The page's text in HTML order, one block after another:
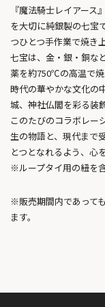
『魔法騎士レイアー
を大切に純銀製の七宝
つひとつ手作業で焼き
七宝は、金・銀・銅な
薬を約750℃の高温で
時代の華やかな文化の
城、神社仏閣を彩る装
このたびのコラボレー
生の物語と、現代まで
とつとなれるよう、心
※ループタイ用の紐を
※販売期間内であって
ます。